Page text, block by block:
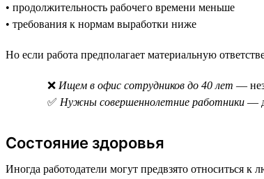
• продолжительность рабочего времени меньше
• требования к нормам выработки ниже
Но если работа предполагает материальную
❌ Ищем в офис сотрудников до 40 лет —
✅ Нужны совершеннолетние работники —
Состояние здоровья
Иногда работодатели могут предвзято относиться к